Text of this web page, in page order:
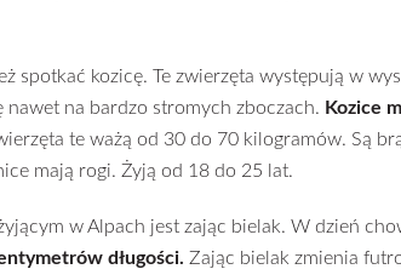
spotkać kozicę. Te zwierzęta występują w
nawet na bardzo stromych zboczach. Kozice
te ważą od 30 do 70 kilogramów. Są
mają rogi. Żyją od 18 do 25 lat.
w Alpach jest zając bielak. W dzień
długości. Zając bielak zmienia